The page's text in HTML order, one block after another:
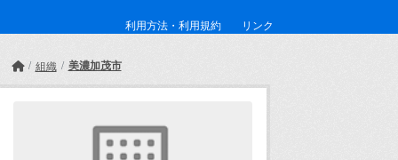
利用方法・利用規約 リンク
組織 美濃加茂市